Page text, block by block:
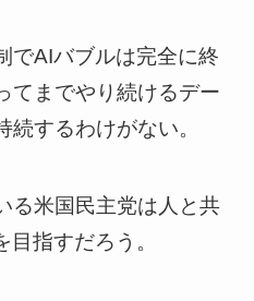
でAIバブルは完全に終
てまでやり続けるデー
するわけがない。
る米国民主党は人と共
指すだろう。